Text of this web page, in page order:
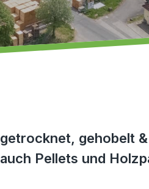
gehobelt
Pellets und